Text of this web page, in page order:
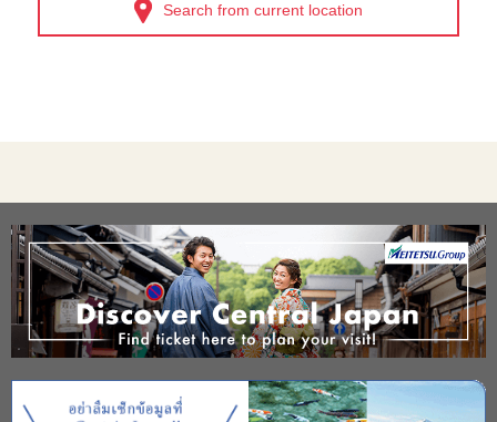
Search from current location